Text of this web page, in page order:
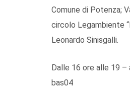
Comune di Potenza;
circolo Legambiente
Leonardo Sinisgalli.
Dalle 16 ore alle 19
bas04